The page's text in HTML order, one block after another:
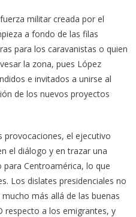
militar creada por el
a fondo de las filas
para los caravanistas o quien
la zona, pues López
e invitados a unirse al
de los nuevos proyectos
provocaciones, el ejecutivo
el diálogo y en trazar una
Centroamérica, lo que
Los dislates presidenciales no
más allá de las buenas
respecto a los emigrantes, y